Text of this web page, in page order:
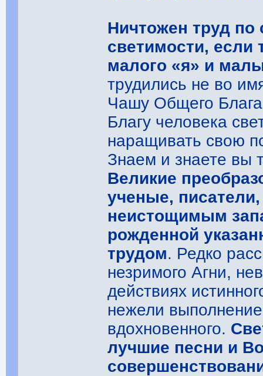
Ничтожен труд по
светимости, если
малого «я» и
трудились не во
Чашу Общего
Благу человека
наращивать свою
Знаем и знаете вы
Великие
ученые,
неистощимым
рожденной
трудом. Редко
незримого Агни,
действиях
нежели
вдохновенного.
лучшие песни и